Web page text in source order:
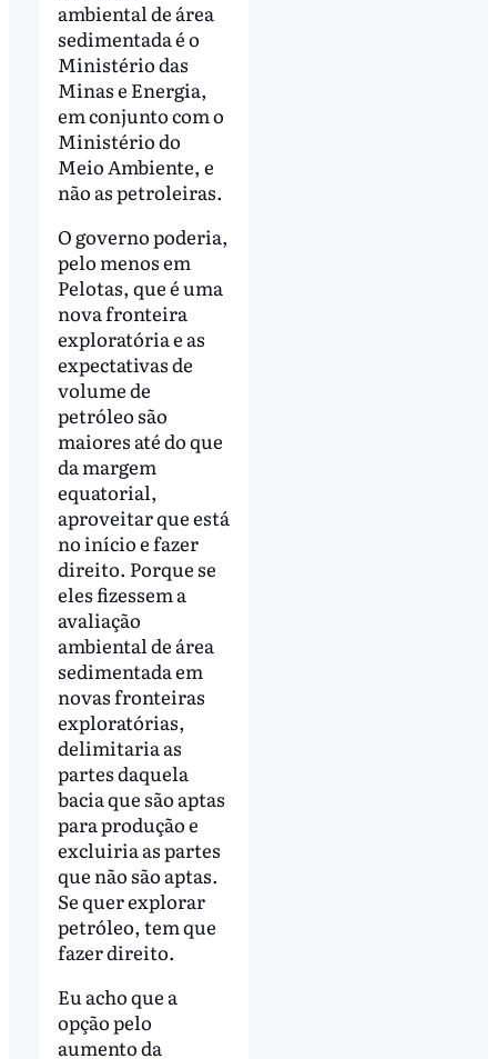
ambiental de área
sedimentada é o
Ministério das
Minas e Energia,
em conjunto com o
Ministério do
Meio Ambiente, e
não as petroleiras.
O governo poderia,
pelo menos em
Pelotas, que é uma
nova fronteira
exploratória e as
expectativas de
volume de
petróleo são
maiores até do que
da margem
equatorial,
aproveitar que está
no início e fazer
direito. Porque se
eles fizessem a
avaliação
ambiental de área
sedimentada em
novas fronteiras
exploratórias,
delimitaria as
partes daquela
bacia que são aptas
para produção e
excluiria as partes
que não são aptas.
Se quer explorar
petróleo, tem que
fazer direito.
Eu acho que a
opção pelo
aumento da